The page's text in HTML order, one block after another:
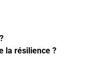
la résilience ?